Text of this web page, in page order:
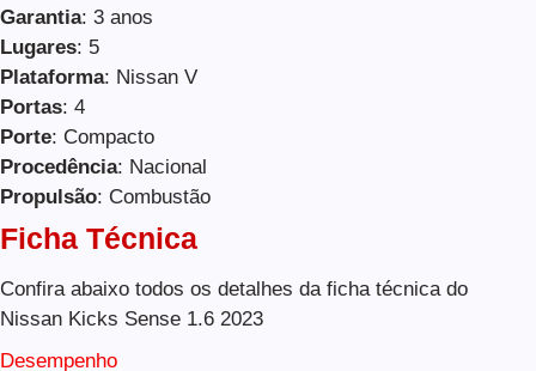
Garantia: 3 anos
Lugares: 5
Plataforma: Nissan V
Portas: 4
Porte: Compacto
Procedência: Nacional
Propulsão: Combustão
Ficha Técnica
Confira abaixo todos os detalhes da ficha técnica do
Nissan Kicks Sense 1.6 2023
Desempenho